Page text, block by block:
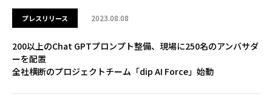
プレスリリース 2023.08.08
200以上のChat GPTプロンプト整備、現場に250名のアンバサダ
ーを配置
全社横断のプロジェクトチーム「dip AI Force」始動